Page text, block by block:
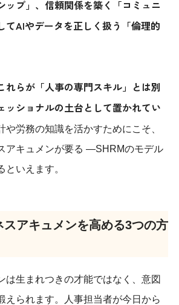
ップ」、信頼関係を築く「コミュニ
てAIやデータを正しく扱う「倫理的
れらが「人事の専門スキル」とは別
ッショナルの土台として置かれてい
や労務の知識を活かすためにこそ、
アキュメンが要る —SHRMのモデル
といえます。
スアキュメンを高める3つの方
は生まれつきの才能ではなく、意図
えられます。人事担当者が今日から